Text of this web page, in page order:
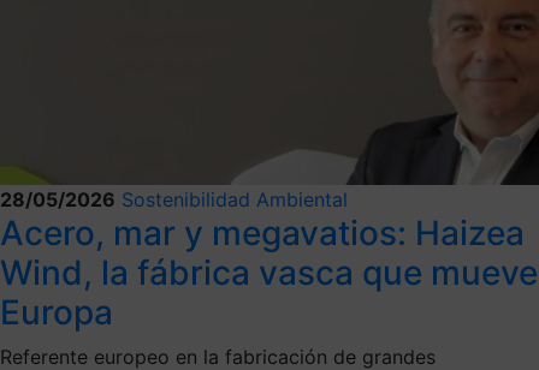
28/05/2026 Sostenibilidad Ambiental
Acero, mar y megavatios: Haizea
Wind, la fábrica vasca que mueve
Europa
Referente europeo en la fabricación de grandes